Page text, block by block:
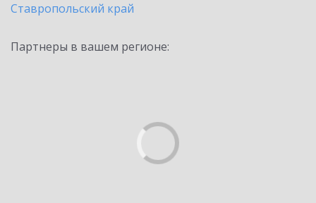
Ставропольский край
Партнеры в вашем регионе: